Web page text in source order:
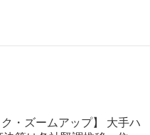
・ズームアップ】 大手ハ